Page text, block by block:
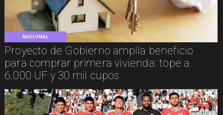
NACIONAL
Proyecto de Gobierno amplía beneficio
para comprar primera vivienda: tope a
6.000 UF y 30 mil cupos